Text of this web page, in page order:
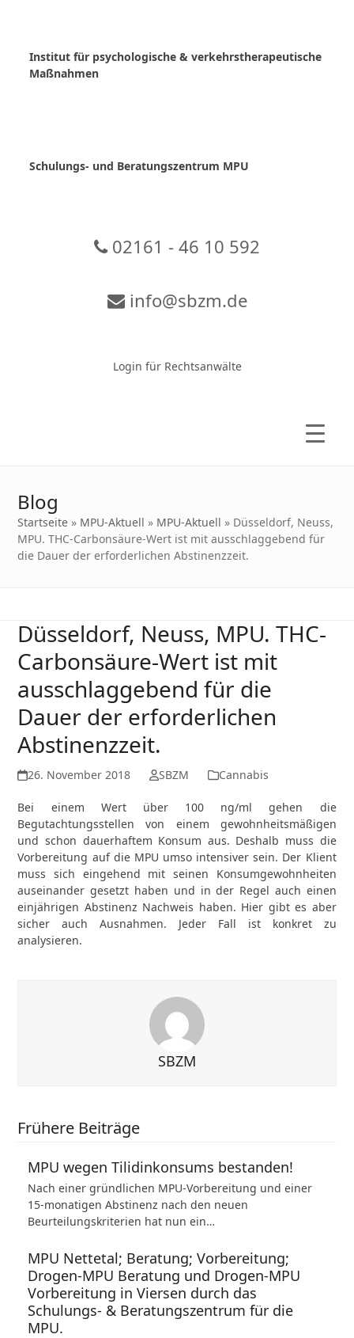
Institut für psychologische & verkehrstherapeutische
Maßnahmen
Schulungs- und Beratungszentrum MPU
02161 - 46 10 592
info@sbzm.de
Login für Rechtsanwälte
Blog
Startseite » MPU-Aktuell » MPU-Aktuell » Düsseldorf, Neuss,
MPU. THC-Carbonsäure-Wert ist mit ausschlaggebend für
die Dauer der erforderlichen Abstinenzzeit.
Düsseldorf, Neuss, MPU. THC-
Carbonsäure-Wert ist mit
ausschlaggebend für die
Dauer der erforderlichen
Abstinenzzeit.
26. November 2018 SBZM Cannabis
Bei einem Wert über 100 ng/ml gehen die
Begutachtungsstellen von einem gewohnheitsmäßigen
und schon dauerhaftem Konsum aus. Deshalb muss die
Vorbereitung auf die MPU umso intensiver sein. Der Klient
muss sich eingehend mit seinen Konsumgewohnheiten
auseinander gesetzt haben und in der Regel auch einen
einjährigen Abstinenz Nachweis haben. Hier gibt es aber
sicher auch Ausnahmen. Jeder Fall ist konkret zu
analysieren.
SBZM
Frühere Beiträge
MPU wegen Tilidinkonsums bestanden!
Nach einer gründlichen MPU-Vorbereitung und einer
15-monatigen Abstinenz nach den neuen
Beurteilungskriterien hat nun ein…
MPU Nettetal; Beratung; Vorbereitung;
Drogen-MPU Beratung und Drogen-MPU
Vorbereitung in Viersen durch das
Schulungs- & Beratungszentrum für die
MPU.